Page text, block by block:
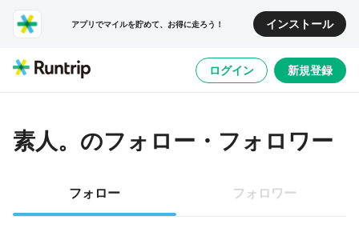
アプリでマイルを貯めて、お得に走ろう！ インストール
ログイン 新規登録
素人。 のフォロー・フォロワー
フォロー フォロワー